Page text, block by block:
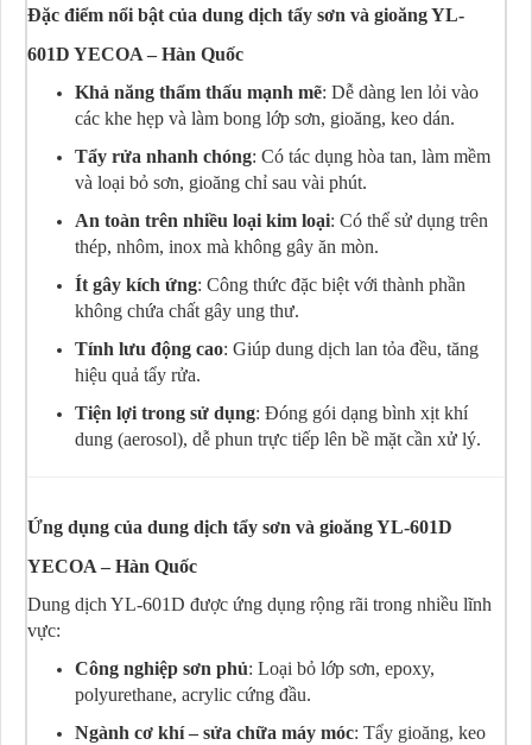
Đặc điểm nổi bật của dung dịch tẩy sơn và gioăng YL-
601D YECOA – Hàn Quốc
Khả năng thẩm thấu mạnh mẽ: Dễ dàng len lỏi vào
các khe hẹp và làm bong lớp sơn, gioăng, keo dán.
Tẩy rửa nhanh chóng: Có tác dụng hòa tan, làm mềm
và loại bỏ sơn, gioăng chỉ sau vài phút.
An toàn trên nhiều loại kim loại: Có thể sử dụng trên
thép, nhôm, inox mà không gây ăn mòn.
Ít gây kích ứng: Công thức đặc biệt với thành phần
không chứa chất gây ung thư.
Tính lưu động cao: Giúp dung dịch lan tỏa đều, tăng
hiệu quả tẩy rửa.
Tiện lợi trong sử dụng: Đóng gói dạng bình xịt khí
dung (aerosol), dễ phun trực tiếp lên bề mặt cần xử lý.
Ứng dụng của dung dịch tẩy sơn và gioăng YL-601D
YECOA – Hàn Quốc
Dung dịch YL-601D được ứng dụng rộng rãi trong nhiều lĩnh
vực:
Công nghiệp sơn phủ: Loại bỏ lớp sơn, epoxy,
polyurethane, acrylic cứng đầu.
Ngành cơ khí – sửa chữa máy móc: Tẩy gioăng, keo